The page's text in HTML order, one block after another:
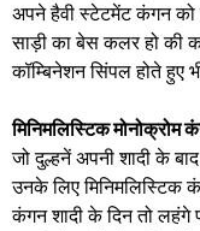
अपने हैवी स्टेटमेंट कंगन
साड़ी का बेस कलर हो की
कॉम्बिनेशन सिंपल होते हुए
​मिनिमलिस्टिक मोनोक्रोम
​जो दुल्हनें अपनी शादी के
उनके लिए मिनिमलिस्टिक
कंगन शादी के दिन तो लहंगे